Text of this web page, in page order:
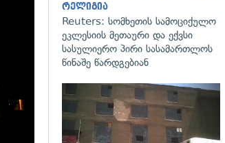
რელიგია
Reuters: სომხეთის სამოციქულო
ეკლესიის მეთაური და ექვსი
სასულიერო პირი სასამართლოს
წინაშე წარდგებიან